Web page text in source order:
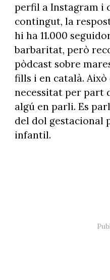
perfil a Instagram i
contingut, la
hi ha 11.000
barbaritat, però
pòdcast sobre
fills i en català.
necessitat per part
algú en parli. Es
del dol gestacional
infantil.